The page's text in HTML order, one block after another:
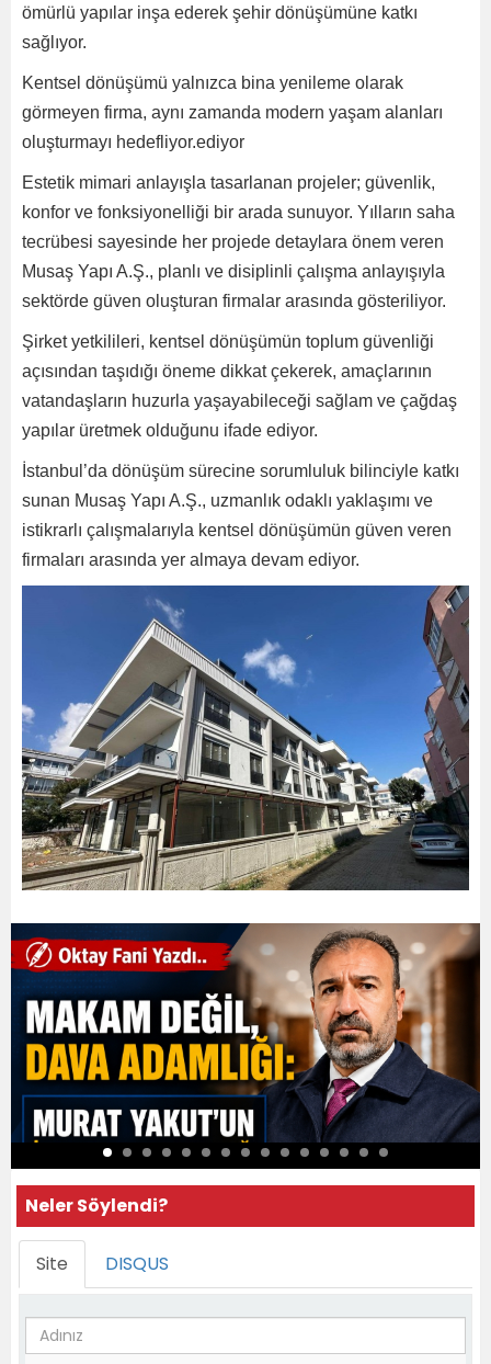
ömürlü yapılar inşa ederek şehir dönüşümüne katkı
sağlıyor.
Kentsel dönüşümü yalnızca bina yenileme olarak
görmeyen firma, aynı zamanda modern yaşam alanları
oluşturmayı hedefliyor.ediyor
Estetik mimari anlayışla tasarlanan projeler; güvenlik,
konfor ve fonksiyonelliği bir arada sunuyor. Yılların saha
tecrübesi sayesinde her projede detaylara önem veren
Musaş Yapı A.Ş., planlı ve disiplinli çalışma anlayışıyla
sektörde güven oluşturan firmalar arasında gösteriliyor.
Şirket yetkilileri, kentsel dönüşümün toplum güvenliği
açısından taşıdığı öneme dikkat çekerek, amaçlarının
vatandaşların huzurla yaşayabileceği sağlam ve çağdaş
yapılar üretmek olduğunu ifade ediyor.
İstanbul’da dönüşüm sürecine sorumluluk bilinciyle katkı
sunan Musaş Yapı A.Ş., uzmanlık odaklı yaklaşımı ve
istikrarlı çalışmalarıyla kentsel dönüşümün güven veren
firmaları arasında yer almaya devam ediyor.
Neler Söylendi?
Site DISQUS